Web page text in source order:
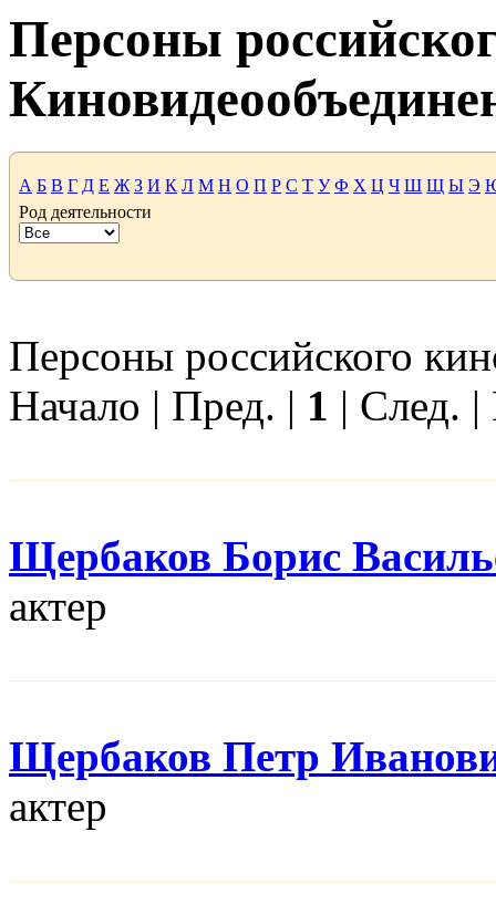
Персоны
А Б В Г Д Е Ж З И К Л М Н О П Р С Т У Ф Х Ц Ч Ш Щ Ы Э
Род деятельности
Персоны российского
Начало | Пред. | 1 | След.
Щербаков Борис
актер
Щербаков Петр
актер